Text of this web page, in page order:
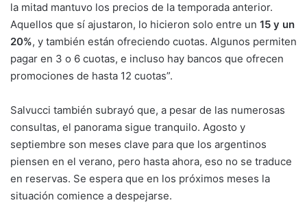
la mitad mantuvo los precios de la temporada anterior.
Aquellos que sí ajustaron, lo hicieron solo entre un 15 y un
20%, y también están ofreciendo cuotas. Algunos permiten
pagar en 3 o 6 cuotas, e incluso hay bancos que ofrecen
promociones de hasta 12 cuotas”.
Salvucci también subrayó que, a pesar de las numerosas
consultas, el panorama sigue tranquilo. Agosto y
septiembre son meses clave para que los argentinos
piensen en el verano, pero hasta ahora, eso no se traduce
en reservas. Se espera que en los próximos meses la
situación comience a despejarse.